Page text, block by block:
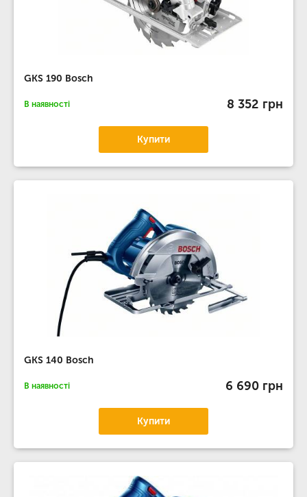
GKS 190 Bosch
В наявності 8 352 грн
Купити
GKS 140 Bosch
В наявності 6 690 грн
Купити